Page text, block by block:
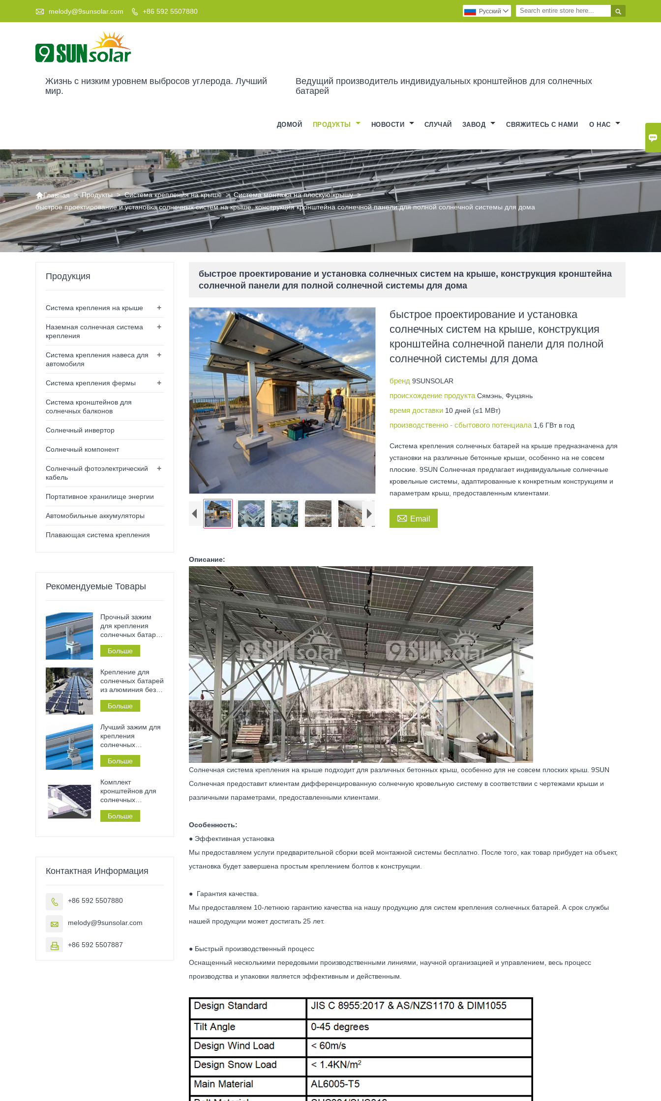

 melody@9sunsolar.com  +86 592 5507880 
Pусский 
Жизнь с низким уровнем выбросов углерода. Лучший
мир.
Ведущий производитель индивидуальных кронштейнов для солнечных
батарей
ДОМОЙ ПРОДУКТЫ НОВОСТИ СЛУЧАЙ ЗАВОД СВЯЖИТЕСЬ С НАМИ О НАС
Главная > Продукты > Система крепления на крыше > Система монтажа на плоскую крышу >
быстрое проектирование и установка солнечных систем на крыше, конструкция кронштейна солнечной панели для полной солнечной системы для дома
быстрое проектирование и установка солнечных систем на крыше, конструкция кронштейна
солнечной панели для полной солнечной системы для дома
быстрое проектирование и установка
солнечных систем на крыше, конструкция
кронштейна солнечной панели для полной
солнечной системы для дома
бренд9SUNSOLAR
происхождение продуктаСямэнь, Фуцзянь
время доставки 10 дней (≤1 МВт)
производственно - сбытового потенциала 1,6 ГВт в год
Система крепления солнечных батарей на крыше предназначена для
установки на различные бетонные крыши, особенно на не совсем
плоские. 9SUN Солнечная предлагает индивидуальные солнечные
кровельные системы, адаптированные к конкретным конструкциям и
параметрам крыш, предоставленным клиентами.
 Email
Описание:
Солнечная система крепления на крыше подходит для различных бетонных крыш, особенно для не совсем плоских крыш. 9SUN
Солнечная предоставит клиентам дифференцированную солнечную кровельную систему в соответствии с чертежами крыши и
различными параметрами, предоставленными клиентами.
Особенность:
● Эффективная установка
Мы предоставляем услуги предварительной сборки всей монтажной системы бесплатно. После того, как товар прибудет на объект,
установка будет завершена простым креплением болтов к конструкции.
● Гарантия качества.
Мы предоставляем 10-летнюю гарантию качества на нашу продукцию для систем крепления солнечных батарей. А срок службы
нашей продукции может достигать 25 лет.
● Быстрый производственный процесс
Оснащенный несколькими передовыми производственными линиями, научной организацией и управлением, весь процесс
производства и упаковки является эффективным и действенным.
Продукция
+
Система крепления на крыше
+
Наземная солнечная система
крепления
+
Система крепления навеса для
автомобиля
+
Система крепления фермы
Система кронштейнов для
солнечных балконов
Солнечный инвертор
Солнечный компонент
+
Солнечный фотоэлектрический
кабель
Портативное хранилище энергии
Автомобильные аккумуляторы
Плавающая система крепления
Рекомендуемые Товары
Прочный зажим
для крепления
солнечных батарей
– нержавеющий,
не требующий
установки без
инструментов на
металлические
Больше
Крепление для
солнечных батарей
из алюминия без
сверления на
плоскую бетонную
для дома или
коммерческого
здания.
Больше
Лучший зажим для
крепления
солнечных
панелей на
жестяной крыше с
соединением.
Больше
Комплект
кронштейнов для
солнечных
панелей на
плоской крыше без
Больше
Контактная Информация
 +86 592 5507880
 melody@9sunsolar.com
 +86 592 5507887